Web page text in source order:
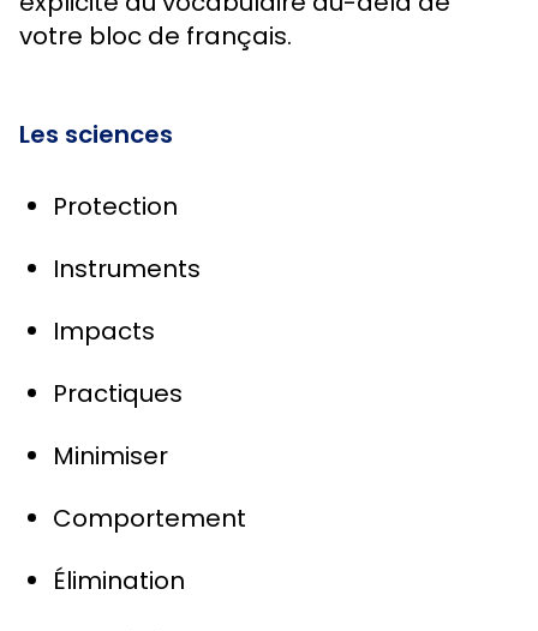
votre bloc de français.
Les sciences
Protection
Instruments
Impacts
Practiques
Minimiser
Comportement
Élimination